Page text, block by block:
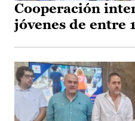
Cooperación
jóvenes de entre